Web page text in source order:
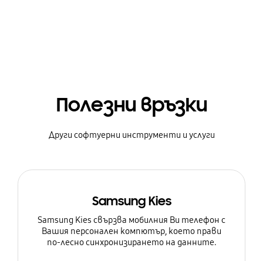
Полезни връзки
Други софтуерни инструменти и услуги
Samsung Kies
Samsung Kies свързва мобилния Ви телефон с
Вашия персонален компютър, което прави
по-лесно синхронизирането на данните.